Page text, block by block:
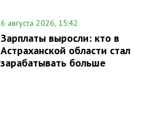
6 августа 2026, 15:42
Зарплаты выросли: кто в
Астраханской области стал
зарабатывать больше